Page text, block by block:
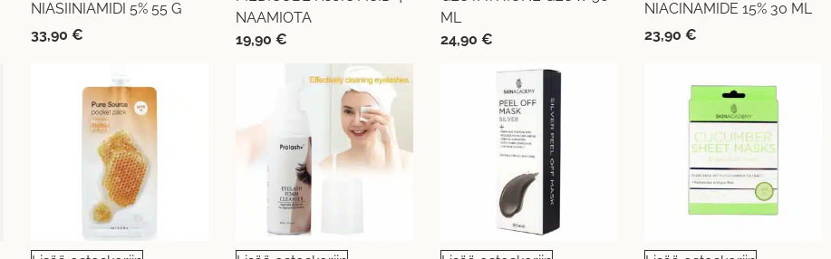
NIASIINIAMIDI 5% 55 G
33,90€
NAAMIOTA
19,90 €
ML
24,90 €
NIACINAMIDE 15% 30 ML
23,90€